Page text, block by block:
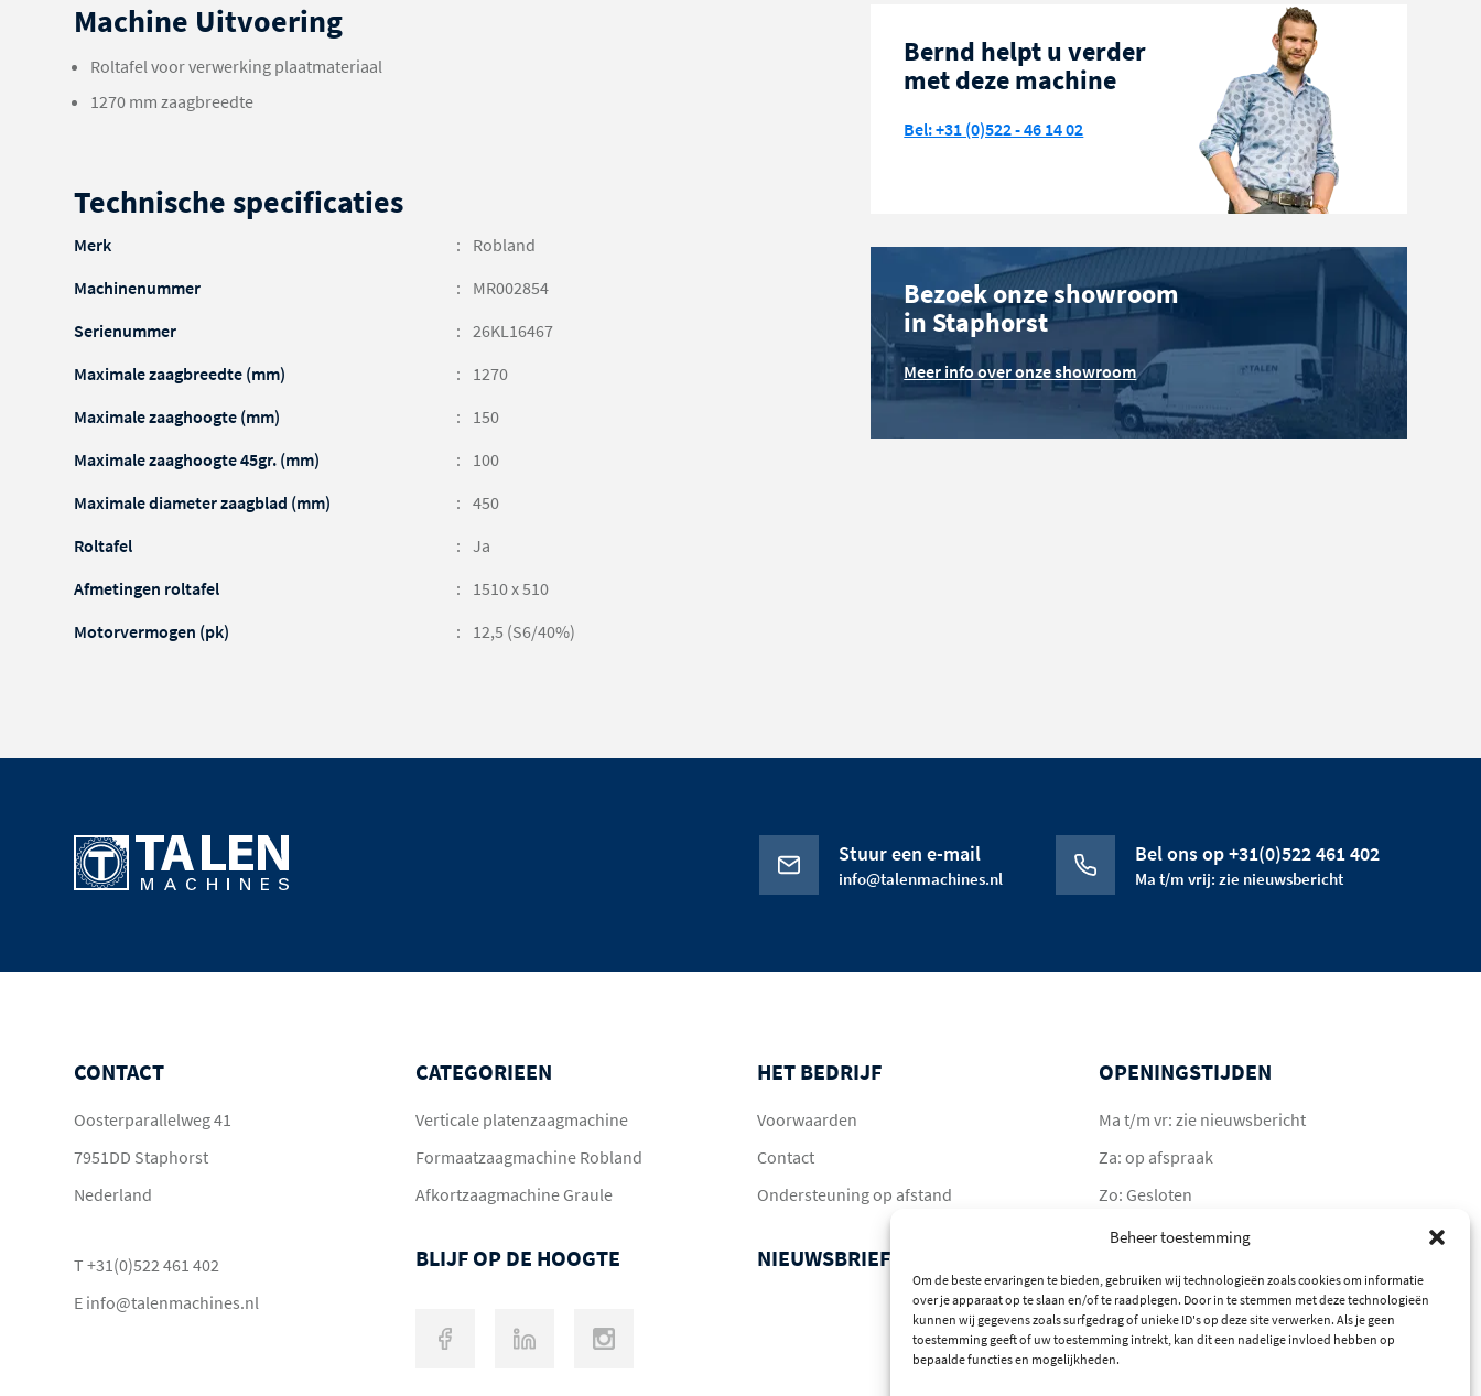
Beheer toestemming
Om de beste ervaringen te bieden, gebruiken wij technologieën zoals cookies om informatie
over je apparaat op te slaan en/of te raadplegen. Door in te stemmen met deze technologieën
kunnen wij gegevens zoals surfgedrag of unieke ID's op deze site verwerken. Als je geen
toestemming geeft of uw toestemming intrekt, kan dit een nadelige invloed hebben op
bepaalde functies en mogelijkheden.
Machine Uitvoering
Roltafel voor verwerking plaatmateriaal
1270 mm zaagbreedte
Technische specificaties
Merk
Robland
Machinenummer
MR002854
Serienummer
26KL16467
Maximale zaagbreedte (mm)
1270
Maximale zaaghoogte (mm)
150
Maximale zaaghoogte 45gr. (mm)
100
Maximale diameter zaagblad (mm)
450
Roltafel
Ja
Afmetingen roltafel
1510 x 510
Motorvermogen (pk)
12,5 (S6/40%)
Bernd helpt u verder
met deze machine
Bel: +31 (0)522 - 46 14 02
Bezoek onze showroom
in Staphorst
Meer info over onze showroom
Stuur een e-mail
info@talenmachines.nl
Bel ons op +31(0)522 461 402
Ma t/m vrij: zie nieuwsbericht
CONTACT
Oosterparallelweg 41
7951DD Staphorst
Nederland
T +31(0)522 461 402
E info@talenmachines.nl
CATEGORIEEN
Verticale platenzaagmachine
Formaatzaagmachine Robland
Afkortzaagmachine Graule
BLIJF OP DE HOOGTE
HET BEDRIJF
Voorwaarden
Contact
Ondersteuning op afstand
OPENINGSTIJDEN
Ma t/m vr: zie nieuwsbericht
Za: op afspraak
Zo: Gesloten
NIEUWSBRIEF